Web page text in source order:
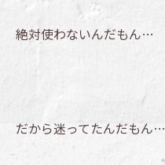
絶対使わないんだもん…
だから迷ってたんだもん…